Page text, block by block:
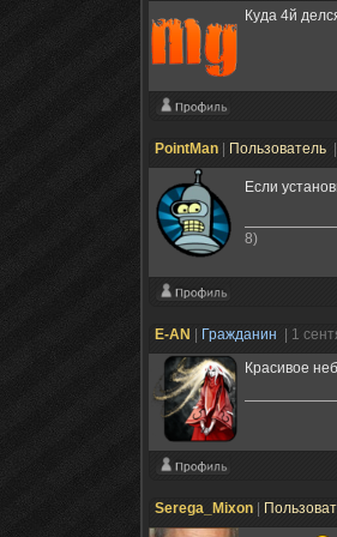
Куда 4й
PointMan Пользователь
Если
8)
E-AN Гражданин
| 1
Красивое
Serega_Mixon